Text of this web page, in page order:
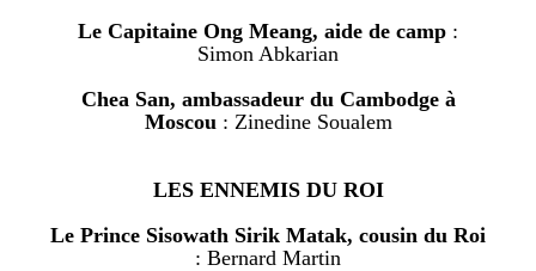
Le Capitaine Ong Meang, aide de camp :
Simon Abkarian
Chea San, ambassadeur du Cambodge à
Moscou : Zinedine Soualem
LES ENNEMIS DU ROI
Le Prince Sisowath Sirik Matak, cousin du Roi
: Bernard Martin